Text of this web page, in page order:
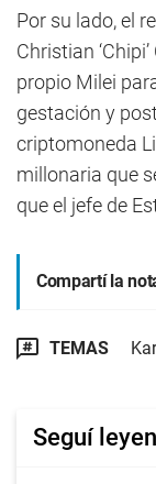
Por su lado, el
Christian
propio Milei
gestación y
criptomoneda
millonaria que
que el jefe de
Compartí la
TEMAS
Seguí